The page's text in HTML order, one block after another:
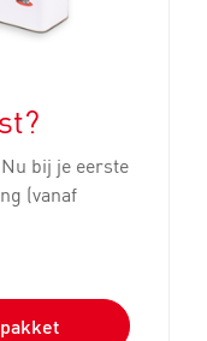
bij je eerste
(vanaf